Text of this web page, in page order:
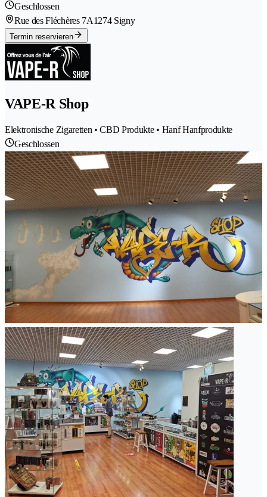
Geschlossen
Rue des Fléchères 7A1274 Signy
Termin reservieren
VAPE-R Shop
Elektronische Zigaretten • CBD Produkte • Hanf Hanfprodukte
Geschlossen